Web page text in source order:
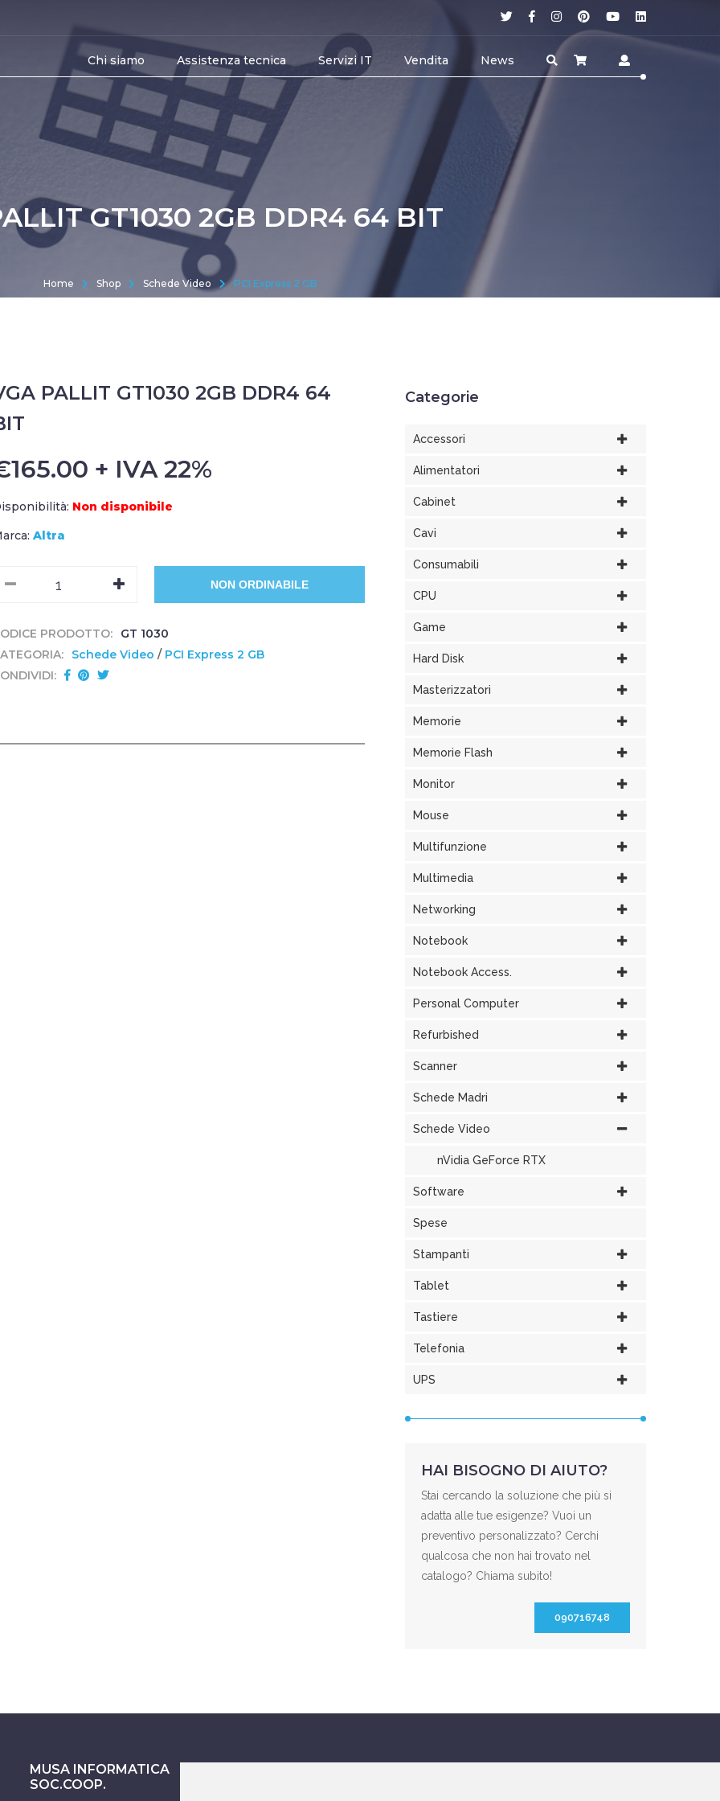
Chi siamo Assistenza tecnica Servizi IT Vendita News
GT1030 2GB DDR4 64 BIT
Home Shop Schede Video PCI Express 2 GB
PALLIT GT1030 2GB DDR4 64
+ IVA 22%
Non disponibile
Altra
PRODOTTO:
GT 1030
Schede Video / PCI Express 2 GB
Categorie
Accessori
Alimentatori
Cabinet
Cavi
Consumabili
CPU
Game
Hard Disk
Masterizzatori
Memorie
Memorie Flash
Monitor
Mouse
Multifunzione
Multimedia
Networking
Notebook
Notebook Access.
Personal Computer
Refurbished
Scanner
Schede Madri
Schede Video
nVidia GeForce RTX
Software
Spese
Stampanti
Tablet
Tastiere
Telefonia
UPS
HAI BISOGNO DI AIUTO?
Stai cercando la soluzione che più si
adatta alle tue esigenze? Vuoi un
preventivo personalizzato? Cerchi
qualcosa che non hai trovato nel
catalogo? Chiama subito!
090716748
MUSA INFORMATICA
SOC.COOP.